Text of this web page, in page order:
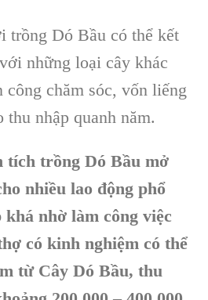
trồng Dó Bầu có thể kết
với những loại cây khác
chăm sóc, vốn liếng
nhập quanh năm.
tích trồng Dó Bầu mở
nhiều lao động phổ
nhờ làm công việc
có kinh nghiệm có thể
từ Cây Dó Bầu, thu